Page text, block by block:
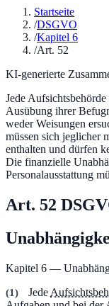
Startseite
/DSGVO
/Kapitel 6
/Art. 52
KI-generierte
Jede
Ausübung ihrer
weder Weisungen
müssen sich jeglicher
enthalten und dürfen
Die finanzielle
Personalausstattung
Art. 52
Kapitel 6 —
(1) Jede